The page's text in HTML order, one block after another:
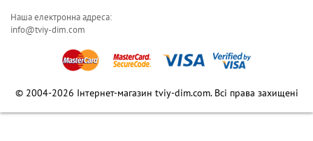
Наша електронна адреса:
info@tviy-dim.com
© 2004-2026 Інтернет-магазин tviy-dim.com. Всі права захищені